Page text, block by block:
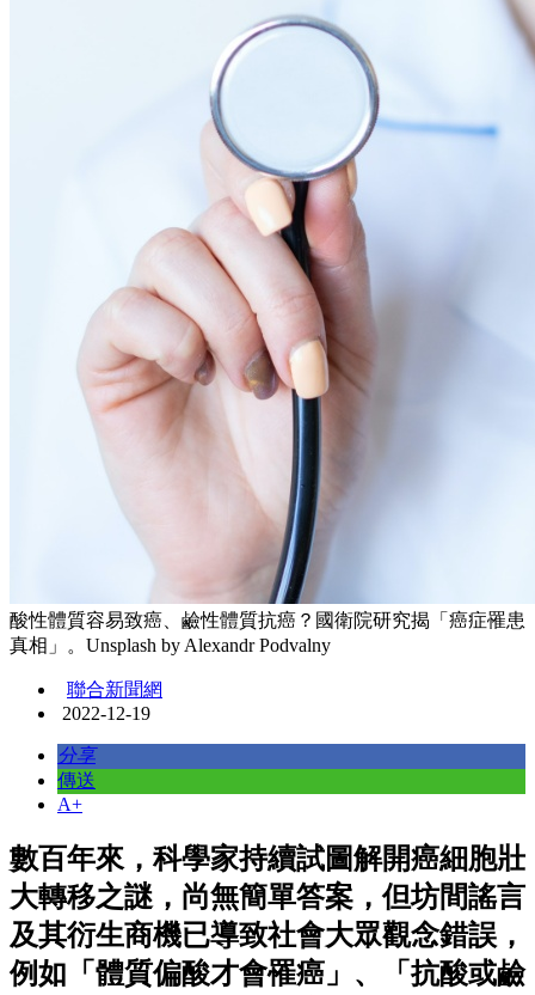
酸性體質容易致癌、鹼性體質抗癌？國衛院研究揭「癌症罹患
真相」。Unsplash by Alexandr Podvalny
聯合新聞網
2022-12-19
分享
傳送
A+
數百年來，科學家持續試圖解開癌細胞壯
大轉移之謎，尚無簡單答案，但坊間謠言
及其衍生商機已導致社會大眾觀念錯誤，
例如「體質偏酸才會罹癌」、「抗酸或鹼